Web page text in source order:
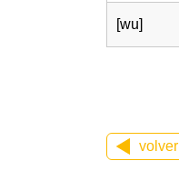
[wu]
volver